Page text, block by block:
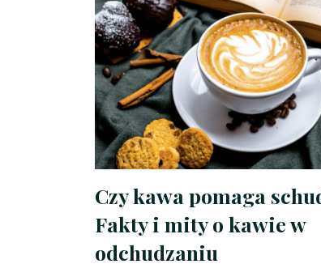
Czy kawa pomaga
Fakty i mity o kawie w
odchudzaniu